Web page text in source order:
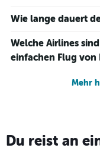
Wie lange dauert
Welche Airlines
einfachen Flug von
Mehr
Du reist an